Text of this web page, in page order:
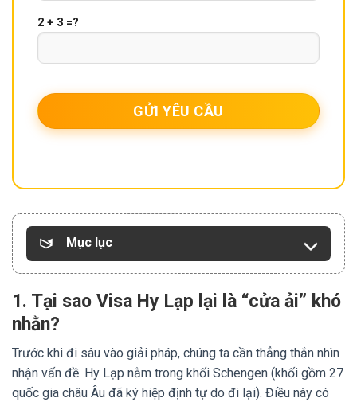
2 + 3 =?
Mục lục
1. Tại sao Visa Hy Lạp lại là “cửa ải” khó
nhằn?
Trước khi đi sâu vào giải pháp, chúng ta cần thẳng thắn nhìn
nhận vấn đề. Hy Lạp nằm trong khối Schengen (khối gồm 27
quốc gia châu Âu đã ký hiệp định tự do đi lại). Điều này có